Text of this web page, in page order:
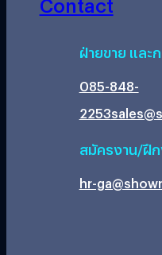
ฝ่ายขาย และ
085-848-
2253
สมัครงาน/ฝึ
hr-